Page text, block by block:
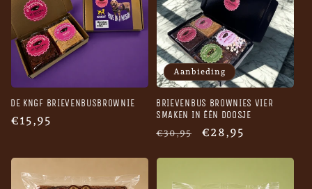
DE KNGF BRIEVENBUSBROWNIE
Normale
€15,95
Aanbieding
BRIEVENBUS BROWNIES VIER
SMAKEN IN ÉÉN DOOSJE
Normale
€30,95 Aanbiedingsprijs
€28,95